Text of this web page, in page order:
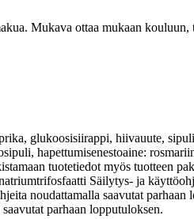
Mukava ottaa mukaan
glukoosisiirappi, hiivauute,
hapettumisenestoaine:
tuotetiedot myös tuotteen
Säilytys- ja
noudattamalla saavutat
parhaan lopputuloksen.